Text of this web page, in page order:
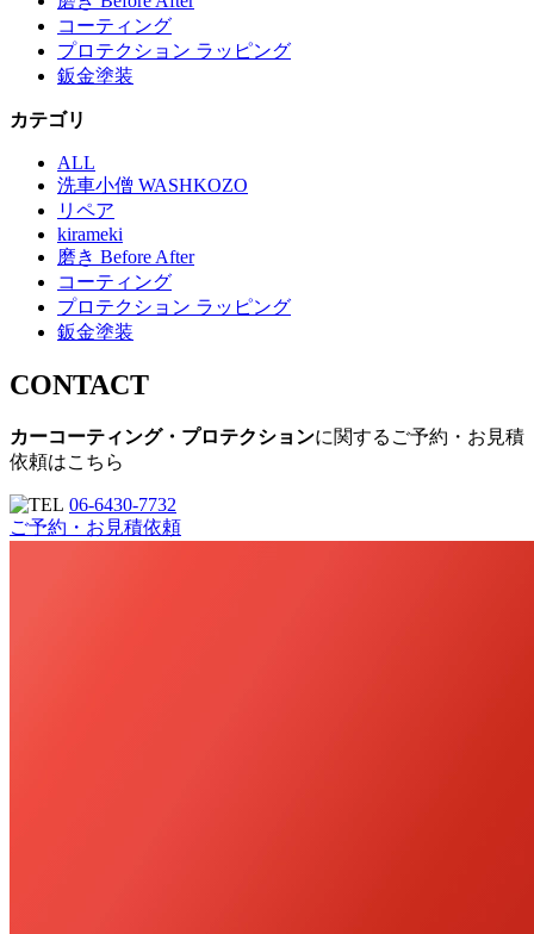
コーティング
プロテクション ラッピング
鈑金塗装
カテゴリ
ALL
洗車小僧 WASHKOZO
リペア
kirameki
磨き Before After
コーティング
プロテクション ラッピング
鈑金塗装
CONTACT
カーコーティング・プロテクションに関するご予約・お見積
依頼はこちら
06-6430-7732
ご予約・お見積依頼